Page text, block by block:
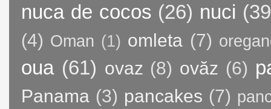
nuca de cocos (26) nuci
(4) Oman (1) omleta (7)
oua (61) ovaz (8) ovăz (6)
Panama (3) pancakes (7)